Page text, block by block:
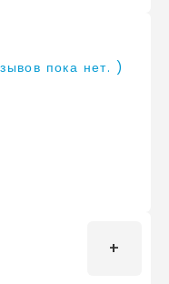
пока нет. )